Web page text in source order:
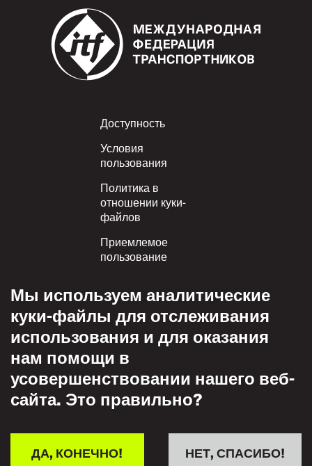
Footer
Доступность
Условия
пользования
Политика в
отношении куки-
файлов
Приемлемое
пользование
конфиденциальности
Политика взаимного
уважения
Мы используем аналитические
куки-файлы для отслеживания
использования и для оказания
нам помощи в
усовершенствовании нашего веб-
сайта. Это правильно?
НЕТ, СПАСИБО!
ДА, КОНЕЧНО!